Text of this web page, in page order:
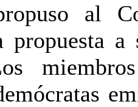
al
propuesta